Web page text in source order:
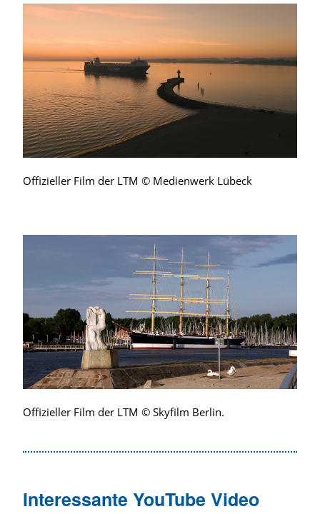
Offizieller Film der LTM © Medienwerk Lübeck
Offizieller Film der LTM © Skyfilm Berlin.
Interessante YouTube Video